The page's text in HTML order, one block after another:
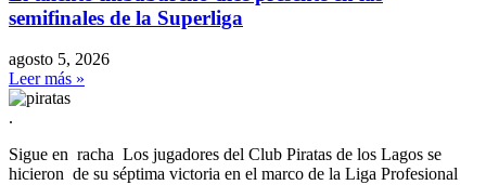
semifinales de la Superliga
agosto 5, 2026
Leer más »
.
Sigue en racha Los jugadores del Club Piratas de los Lagos se
hicieron de su séptima victoria en el marco de la Liga Profesional